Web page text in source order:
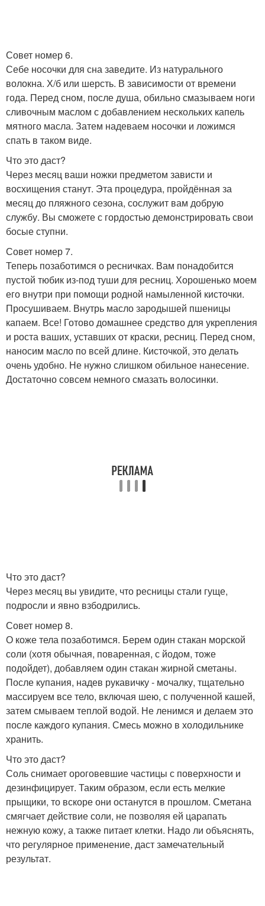
Совет номер 6.
Себе носочки для сна заведите. Из натурального
волокна. Х/б или шерсть. В зависимости от времени
года. Перед сном, после душа, обильно смазываем ноги
сливочным маслом с добавлением нескольких капель
мятного масла. Затем надеваем носочки и ложимся
спать в таком виде.
Что это даст?
Через месяц ваши ножки предметом зависти и
восхищения станут. Эта процедура, пройдённая за
месяц до пляжного сезона, сослужит вам добрую
службу. Вы сможете с гордостью демонстрировать свои
босые ступни.
Совет номер 7.
Теперь позаботимся о ресничках. Вам понадобится
пустой тюбик из-под туши для ресниц. Хорошенько моем
его внутри при помощи родной намыленной кисточки.
Просушиваем. Внутрь масло зародышей пшеницы
капаем. Все! Готово домашнее средство для укрепления
и роста ваших, уставших от краски, ресниц. Перед сном,
наносим масло по всей длине. Кисточкой, это делать
очень удобно. Не нужно слишком обильное нанесение.
Достаточно совсем немного смазать волосинки.
Что это даст?
Через месяц вы увидите, что ресницы стали гуще,
подросли и явно взбодрились.
Совет номер 8.
О коже тела позаботимся. Берем один стакан морской
соли (хотя обычная, поваренная, с йодом, тоже
подойдет), добавляем один стакан жирной сметаны.
После купания, надев рукавичку - мочалку, тщательно
массируем все тело, включая шею, с полученной кашей,
затем смываем теплой водой. Не ленимся и делаем это
после каждого купания. Смесь можно в холодильнике
хранить.
Что это даст?
Соль снимает ороговевшие частицы с поверхности и
дезинфицирует. Таким образом, если есть мелкие
прыщики, то вскоре они останутся в прошлом. Сметана
смягчает действие соли, не позволяя ей царапать
нежную кожу, а также питает клетки. Надо ли объяснять,
что регулярное применение, даст замечательный
результат.